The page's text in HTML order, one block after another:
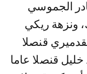
الجموسي
ونزهة ريكي
قنصلا
قنصلا عاما